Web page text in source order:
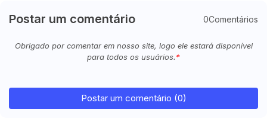
Postar um comentário 0Comentários
Obrigado por comentar em nosso site, logo ele estará disponível
para todos os usuários.
Postar um comentário (0)